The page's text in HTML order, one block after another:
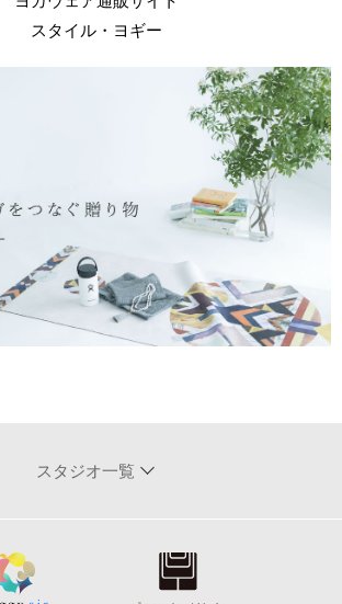
スタイル・ヨギー
スタジオ一覧